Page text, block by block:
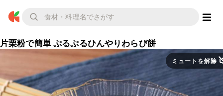
片栗粉で簡単 ぷるぷるひんやりわらび餅
ミュートを解除